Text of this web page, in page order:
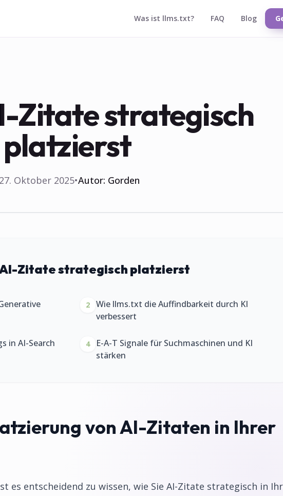
Was ist llms.txt? FAQ Blog
Zitate strategisch
platzierst
27. Oktober 2025•Autor: Gorden
AI-Zitate strategisch platzierst
2
Wie llms.txt die Auffindbarkeit durch KI
verbessert
in AI-Search 4
E-A-T Signale für Suchmaschinen und KI
stärken
von AI-Zitaten in Ihrer
es entscheidend zu wissen, wie Sie AI-Zitate strategisch in